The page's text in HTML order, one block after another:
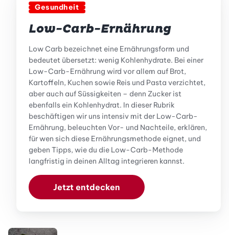
Gesundheit
Low-Carb-Ernährung
Low Carb bezeichnet eine Ernährungsform und
bedeutet übersetzt: wenig Kohlenhydrate. Bei einer
Low-Carb-Ernährung wird vor allem auf Brot,
Kartoffeln, Kuchen sowie Reis und Pasta verzichtet,
aber auch auf Süssigkeiten – denn Zucker ist
ebenfalls ein Kohlenhydrat. In dieser Rubrik
beschäftigen wir uns intensiv mit der Low-Carb-
Ernährung, beleuchten Vor- und Nachteile, erklären,
für wen sich diese Ernährungsmethode eignet, und
geben Tipps, wie du die Low-Carb-Methode
langfristig in deinen Alltag integrieren kannst.
Jetzt entdecken